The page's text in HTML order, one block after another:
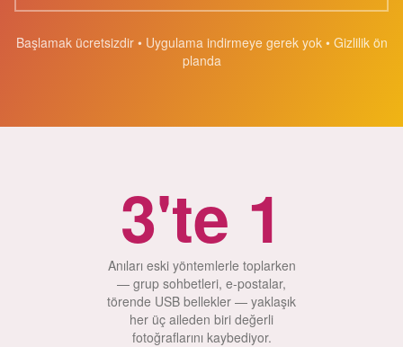
Başlamak ücretsizdir • Uygulama indirmeye gerek yok • Gizlilik ön
planda
3'te 1
Anıları eski yöntemlerle toplarken
— grup sohbetleri, e-postalar,
törende USB bellekler — yaklaşık
her üç aileden biri değerli
fotoğraflarını kaybediyor.